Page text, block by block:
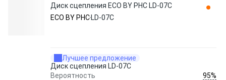
Диск сцепления ECO BY PHC LD-07C
ECO BY PHC LD-07C
Лучшее предложение
Диск сцепления LD-07C
Вероятность
95%